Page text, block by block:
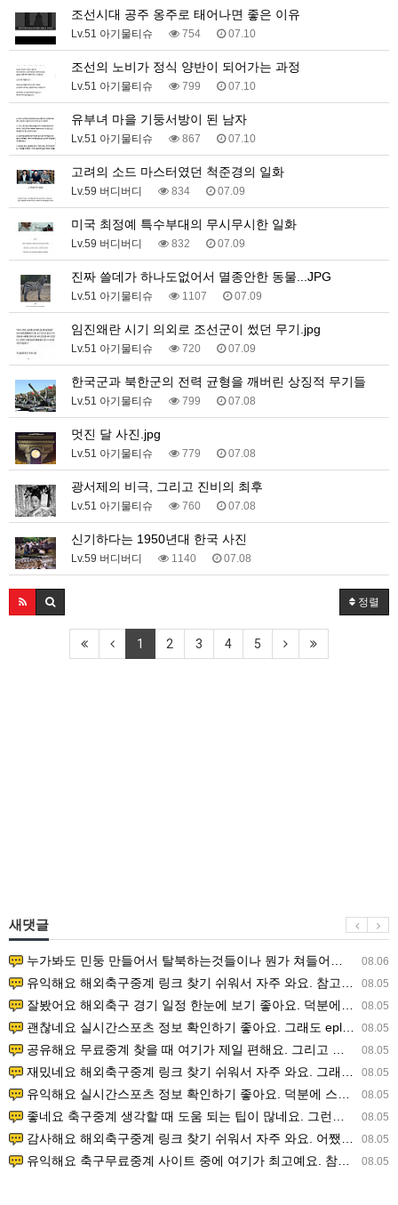
조선시대 공주 옹주로 태어나면 좋은 이유
Lv.51 아기물티슈 754 07.10
조선의 노비가 정식 양반이 되어가는 과정
Lv.51 아기물티슈 799 07.10
유부녀 마을 기둥서방이 된 남자
Lv.51 아기물티슈 867 07.10
고려의 소드 마스터였던 척준경의 일화
Lv.59 버디버디 834 07.09
미국 최정예 특수부대의 무시무시한 일화
Lv.59 버디버디 832 07.09
진짜 쓸데가 하나도없어서 멸종안한 동물...JPG
Lv.51 아기물티슈 1107 07.09
임진왜란 시기 의외로 조선군이 썼던 무기.jpg
Lv.51 아기물티슈 720 07.09
한국군과 북한군의 전력 균형을 깨버린 상징적 무기들
Lv.51 아기물티슈 799 07.08
멋진 달 사진.jpg
Lv.51 아기물티슈 779 07.08
광서제의 비극, 그리고 진비의 최후
Lv.51 아기물티슈 760 07.08
신기하다는 1950년대 한국 사진
Lv.59 버디버디 1140 07.08
정렬
1 2 3 4 5
새댓글
08.06
누가봐도 민둥 만들어서 탈북하는것들이나 뭔가 쳐들어오는 낌새를 미리 알아차리기 위함이지 저걸 전쟁준비라고 하…
08.05
유익해요 해외축구중계 링크 찾기 쉬워서 자주 와요. 참고로 무료스포츠중계 정보 확인할 때 출처 꼭 체크해요.…
08.05
잘봤어요 해외축구 경기 일정 한눈에 보기 좋아요. 덕분에 epl중계 볼 때 공식 중계 채널 먼저 찾아봐요. …
08.05
괜찮네요 실시간스포츠 정보 확인하기 좋아요. 그래도 epl중계 볼 때 공식 중계 채널 먼저 찾아봐요. 북마크…
08.05
공유해요 무료중계 찾을 때 여기가 제일 편해요. 그리고 무료스포츠중계 정보 확인할 때 출처 꼭 체크해요. 앞…
08.05
재밌네요 해외축구중계 링크 찾기 쉬워서 자주 와요. 그래서 해외축구중계도 정식 서비스로 봐야 안전해요. 다음…
08.05
유익해요 실시간스포츠 정보 확인하기 좋아요. 덕분에 스포츠중계는 합법적인 경로로만 시청하려 해요. 좋은 정보…
08.05
좋네요 축구중계 생각할 때 도움 되는 팁이 많네요. 그런데 해외축구중계도 정식 서비스로 봐야 안전해요. 다음…
08.05
감사해요 해외축구중계 링크 찾기 쉬워서 자주 와요. 어쨌든 축구무료중계도 합법적인 곳에서 봐야 마음 편해요.…
08.05
유익해요 축구무료중계 사이트 중에 여기가 최고예요. 참고로 축구무료중계도 합법적인 곳에서 봐야 마음 편해요.…